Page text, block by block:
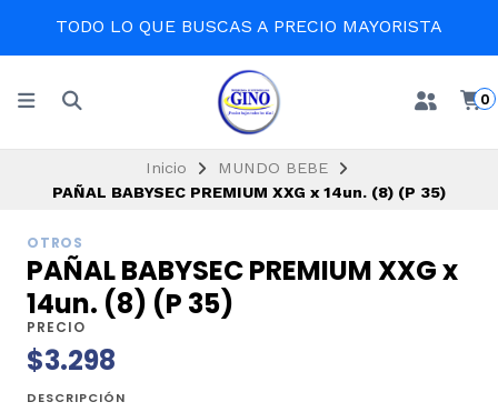
TODO LO QUE BUSCAS A PRECIO MAYORISTA
0
Inicio
MUNDO BEBE
PAÑAL BABYSEC PREMIUM XXG x 14un. (8) (P 35)
OTROS
PAÑAL BABYSEC PREMIUM XXG x
14un. (8) (P 35)
PRECIO
$3.298
DESCRIPCIÓN